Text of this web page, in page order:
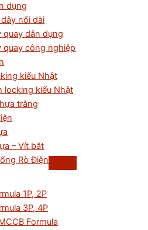
dụng
nối dài
quay dân dụng
quay công nghiệp
kiểu Nhật
locking kiểu Nhật
trắng
– Vít bắt
Rò Điện
1P, 2P
3P, 4P
Formula